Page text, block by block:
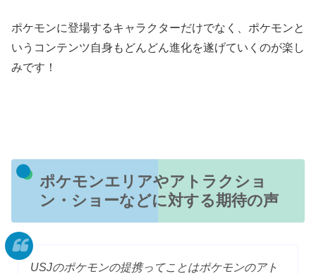
ポケモンに登場するキャラクターだけでなく、ポケモンと
いうコンテンツ自身もどんどん進化を遂げていくのが楽し
みです！
ポケモンエリアやアトラクショ
ン・ショーなどに対する期待の声
USJのポケモンの提携ってことはポケモンのアト